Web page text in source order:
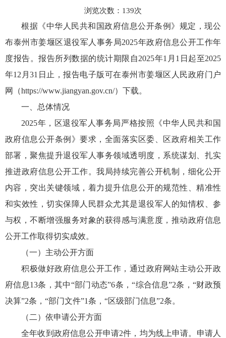
浏览次数： 139次
根据《中华人民共和国政府信息公开条例》规定，现公
布泰州市姜堰区退役军人事务局2025年政府信息公开工作年
度报告。报告所列数据的统计期限自2025年1月1日起至2025
年12月31日止，报告电子版可在泰州市姜堰区人民政府门户
网（https://www.jiangyan.gov.cn/）下载。
一、总体情况
2025年，区退役军人事务局严格按照《中华人民共和国
政府信息公开条例》要求，全面落实区委、区政府相关工作
部署，聚焦提升退役军人事务领域透明度，系统谋划、扎实
推进政府信息公开工作。我局持续完善公开机制，细化公开
内容，突出关键领域，着力提升信息公开的规范性、精准性
和实效性，切实保障人民群众尤其是退役军人的知情权、参
与权，不断增强服务对象的获得感与满意度，推动政府信息
公开工作取得切实成效。
（一）主动公开方面
积极做好政府信息公开工作，通过政府网站主动公开政
府信息13条，其中“部门动态”6条，“综合信息”2条，“财政预
决算”2条，“部门文件”1条，“区级部门信息”2条。
（二）依申请公开方面
全年收到政府信息公开申请2件，均为线上申请。申请人